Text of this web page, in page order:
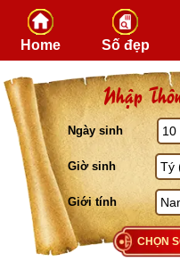
Home Số đẹp
Nhập
Ngày sinh
Giờ sinh
Giới tính
CHỌN